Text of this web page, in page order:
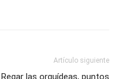
Artículo siguiente
Regar las orquídeas, puntos